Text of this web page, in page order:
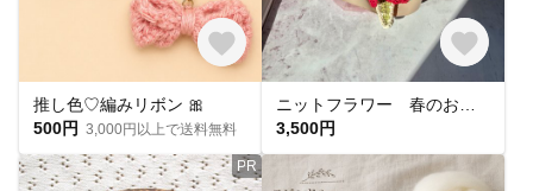
推し色♡編みリボン 🎀
500円 3,000円以上で送料無料
3,500円
PR